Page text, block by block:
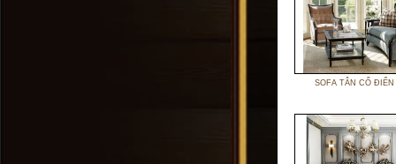
SOFA TÂN CỔ ĐIỂN